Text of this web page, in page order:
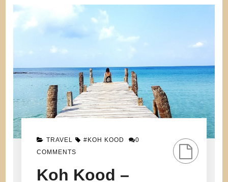
TRAVEL #KOH KOOD
0
COMMENTS
Koh Kood –